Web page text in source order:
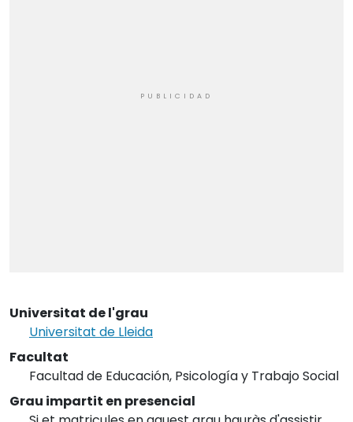
Universitat de l'grau
Universitat de Lleida
Facultat
Facultad de Educación, Psicología y Trabajo Social
Grau impartit en presencial